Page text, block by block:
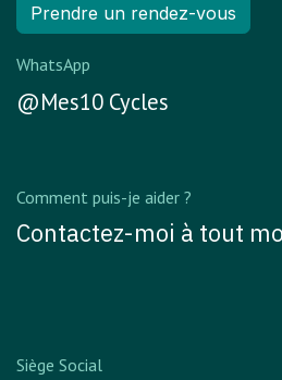
Prendre un rendez-vous
WhatsApp
@Mes10 Cycles
Comment puis-je aider ?
Contactez-moi à tout
Siège Social